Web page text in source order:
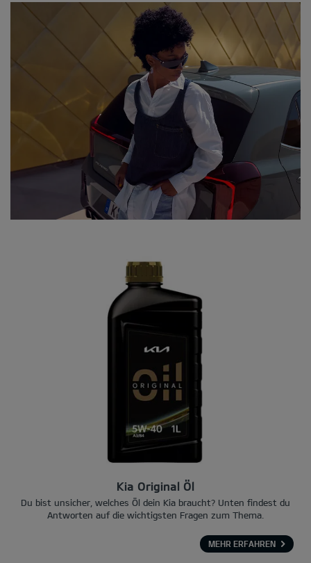
Kia Original Öl
Du bist unsicher, welches Öl dein Kia braucht? Unten findest du
Antworten auf die wichtigsten Fragen zum Thema.
MEHR ERFAHREN